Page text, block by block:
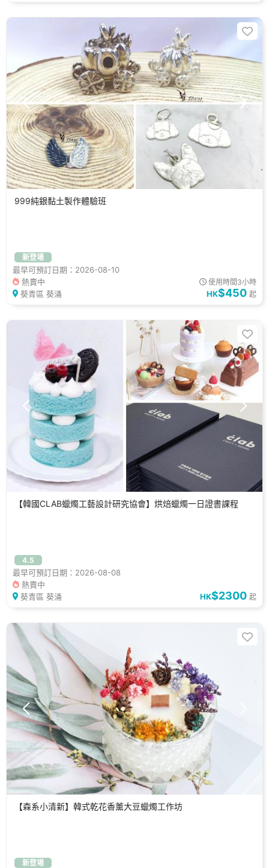
999純銀黏土製作體驗班
新登場
最早可預訂日期：2026-08-10
熱賣中
葵青區 葵涌
使用時間3小時
HK$450 起
【韓國CLAB蠟燭工藝設計研究協會】烘焙蠟燭一日證書課程
4.5
最早可預訂日期：2026-08-08
熱賣中
葵青區 葵涌
HK$2300 起
【森系小清新】韓式乾花香薰大豆蠟燭工作坊
新登場